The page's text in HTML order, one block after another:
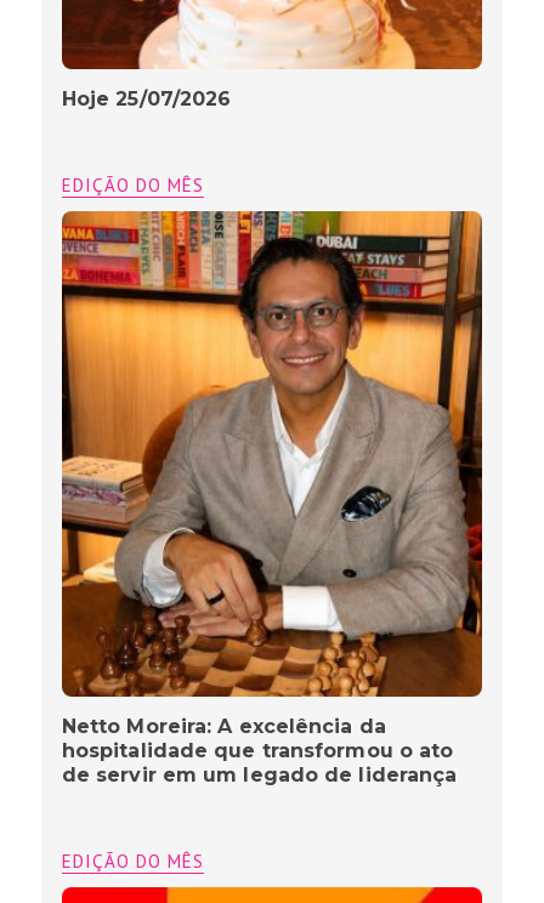
Hoje 25/07/2026
EDIÇÃO DO MÊS
Netto Moreira: A excelência da
hospitalidade que transformou o ato
de servir em um legado de liderança
EDIÇÃO DO MÊS